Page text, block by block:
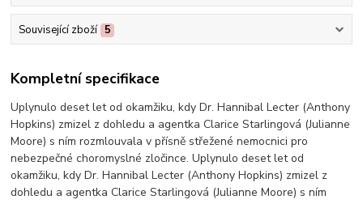
Související zboží 5
Kompletní specifikace
Uplynulo deset let od okamžiku, kdy Dr. Hannibal Lecter (Anthony
Hopkins) zmizel z dohledu a agentka Clarice Starlingová (Julianne
Moore) s ním rozmlouvala v přísně střežené nemocnici pro
nebezpečné choromyslné zločince. Uplynulo deset let od
okamžiku, kdy Dr. Hannibal Lecter (Anthony Hopkins) zmizel z
dohledu a agentka Clarice Starlingová (Julianne Moore) s ním